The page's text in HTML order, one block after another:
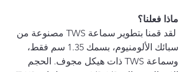
ماذا فعلنا؟
لقد قمنا بتطوير سماعة TWS مصنوعة من
سبائك الألومنيوم، بسمك 1.35 سم فقط،
وسماعة TWS ذات هيكل مجوف. الحجم